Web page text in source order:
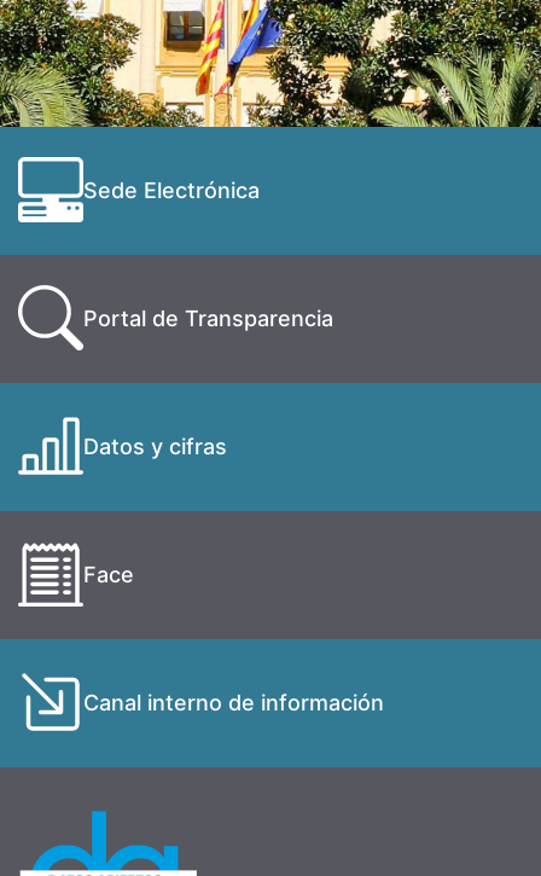
Sede Electrónica
Portal de Transparencia
Datos y cifras
Face
Canal interno de información